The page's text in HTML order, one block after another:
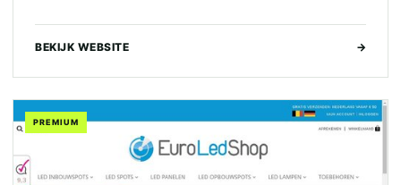
BEKIJK WEBSITE →
PREMIUM